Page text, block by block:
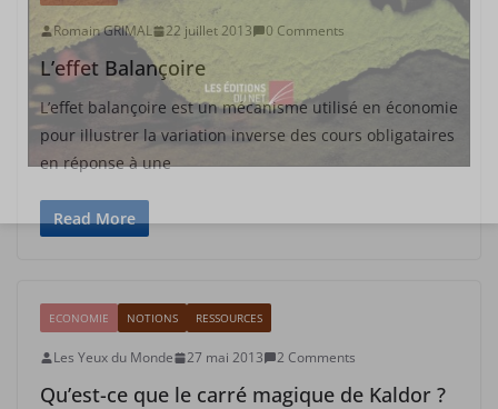
Romain GRIMAL 22 juillet 2013 0 Comments
L’effet Balançoire
L’effet balançoire est un mécanisme utilisé en économie
pour illustrer la variation inverse des cours obligataires
en réponse à une
Read More
ECONOMIE NOTIONS RESSOURCES
Les Yeux du Monde 27 mai 2013 2 Comments
Qu’est-ce que le carré magique de Kaldor ?